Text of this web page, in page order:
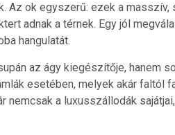
Az ok egyszerű: ezek a
adnak a térnek. Egy jól
hangulatát.
az ágy kiegészítője, hanem
esetében, melyek akár faltól
nemcsak a luxusszállodák